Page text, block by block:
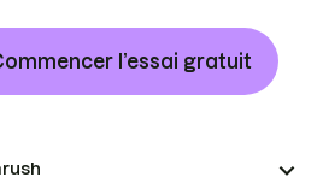
l’essai gratuit